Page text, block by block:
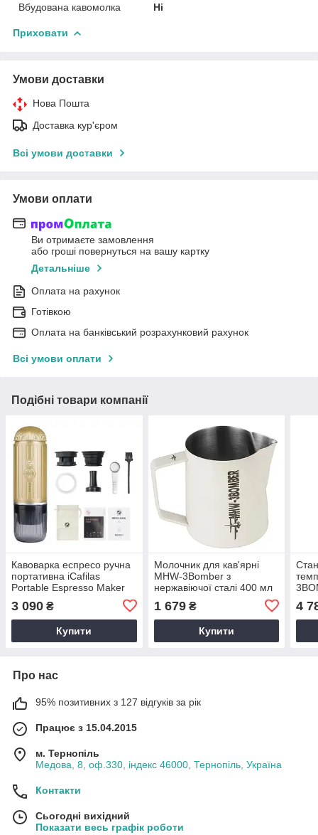
Вбудована кавомолка
Ні
Приховати
Умови доставки
Нова Пошта
Доставка кур'єром
Всі умови доставки
Умови оплати
Ви отримаєте замовлення
або гроші повернуться на вашу картку
Детальніше
Оплата на рахунок
Готівкою
Оплата на банківський розрахунковий рахунок
Всі умови оплати
Подібні товари компанії
Кавоварка еспресо ручна
портативна iCafilas
Portable Espresso Maker
19 Бар для приготування
кави на природі
3 090 ₴
Купити
Молочник для кав'ярні
MHW-3Bomber з
нержавіючої сталі 400 мл
металевий для еспресо
1 679₴
Купити
4
Про нас
95% позитивних з 127 відгуків за рік
Працює з 15.04.2015
м. Тернопіль
Медова, 8, оф.330, індекс 46000, Тернопіль, Україна
Контакти
Сьогодні вихідний
Показати весь графік роботи